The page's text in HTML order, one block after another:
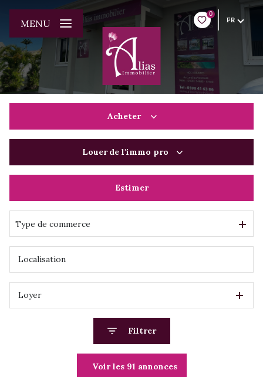
0
FR
MENU
Acheter
Du neuf
Louer de l'immo pro
De l'immo pro
Estimer
Type de commerce
Loyer
Filtrer
Voir les 91 annonces